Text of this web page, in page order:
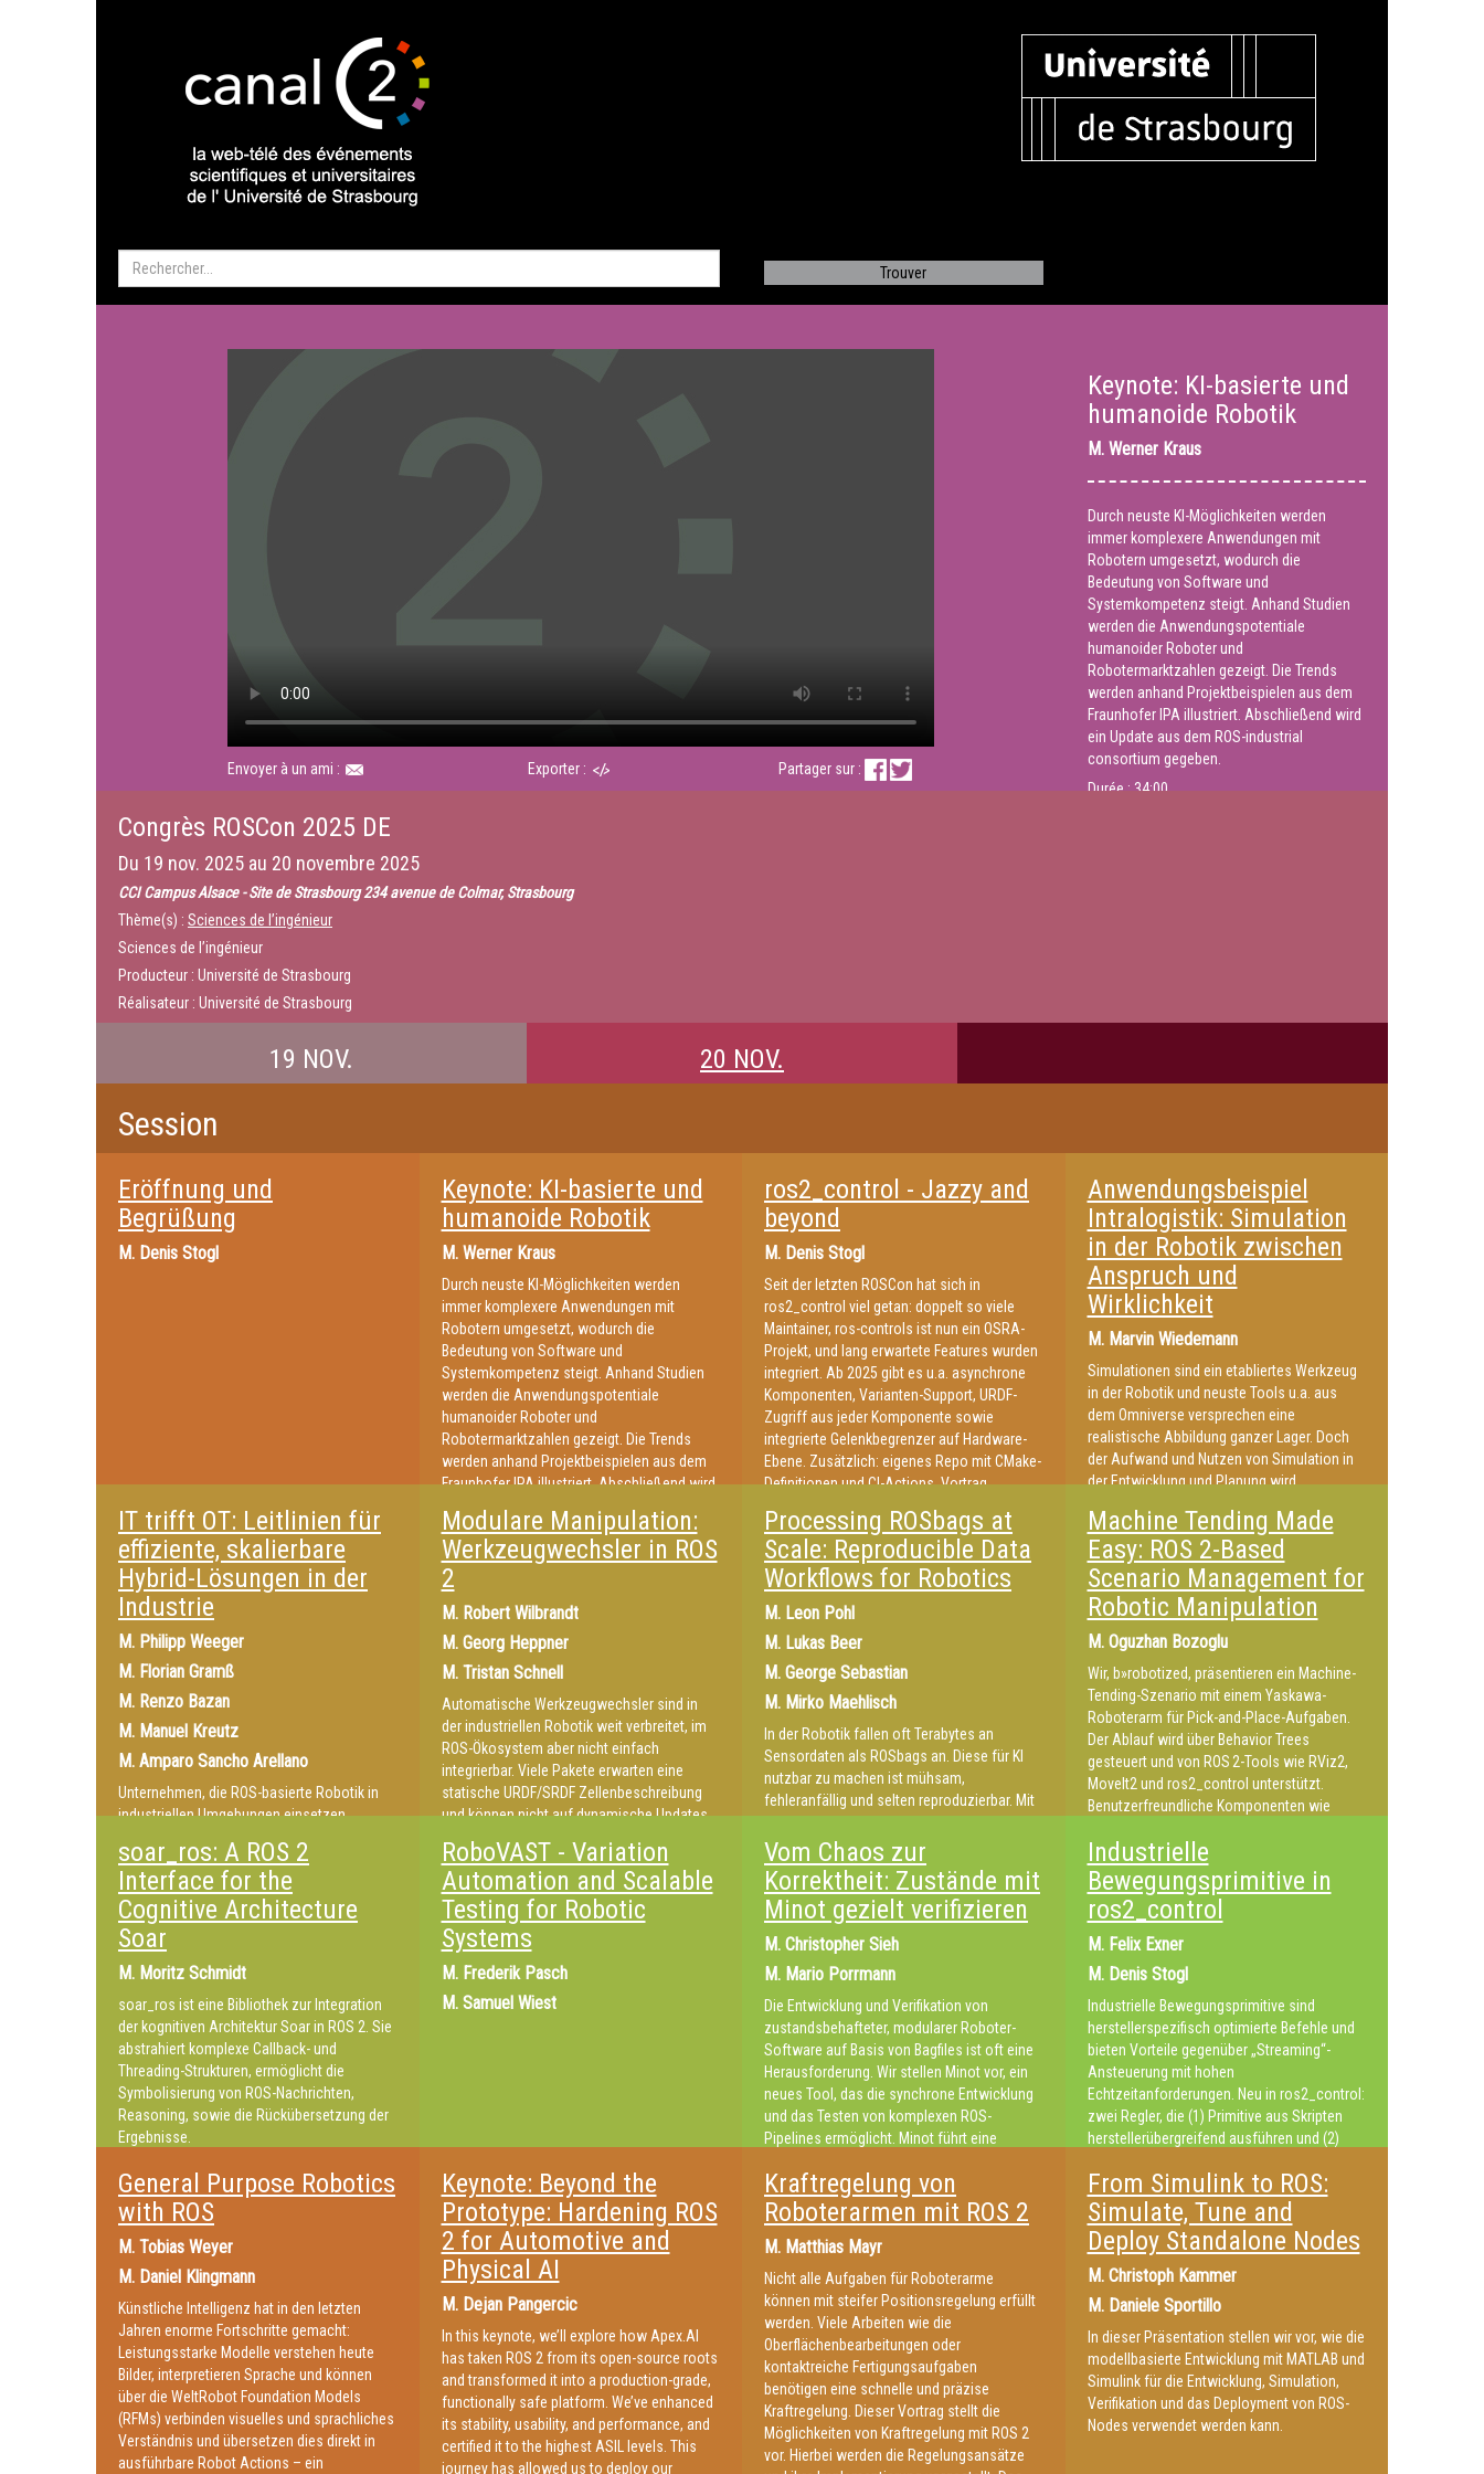
Envoyer à un ami : Exporter : Partager sur :
Keynote: KI-basierte und
humanoide Robotik
M. Werner Kraus
Durch neuste KI-Möglichkeiten werden
immer komplexere Anwendungen mit
Robotern umgesetzt, wodurch die
Bedeutung von Software und
Systemkompetenz steigt. Anhand Studien
werden die Anwendungspotentiale
humanoider Roboter und
Robotermarktzahlen gezeigt. Die Trends
werden anhand Projektbeispielen aus dem
Fraunhofer IPA illustriert. Abschließend wird
ein Update aus dem ROS-industrial
consortium gegeben.
Durée :34:00
Congrès ROSCon 2025 DE
Du 19 nov. 2025 au 20 novembre 2025
CCI Campus Alsace - Site de Strasbourg 234 avenue de Colmar, Strasbourg
Thème(s) : Sciences de l’ingénieur
Sciences de l’ingénieur
Producteur : Université de Strasbourg
Réalisateur : Université de Strasbourg
19 NOV. 20 NOV.
Session
Eröffnung und
Begrüßung
M. Denis Stogl
Keynote: KI-basierte und
humanoide Robotik
M. Werner Kraus
Durch neuste KI-Möglichkeiten werden
immer komplexere Anwendungen mit
Robotern umgesetzt, wodurch die
Bedeutung von Software und
Systemkompetenz steigt. Anhand Studien
werden die Anwendungspotentiale
humanoider Roboter und
Robotermarktzahlen gezeigt. Die Trends
werden anhand Projektbeispielen aus dem
Fraunhofer IPA illustriert. Abschließend wird
consortium gegeben.
ros2_control - Jazzy and
beyond
M. Denis Stogl
Seit der letzten ROSCon hat sich in
ros2_control viel getan: doppelt so viele
Maintainer, ros-controls ist nun ein OSRA-
Projekt, und lang erwartete Features wurden
integriert. Ab 2025 gibt es u.a. asynchrone
Komponenten, Varianten-Support, URDF-
Zugriff aus jeder Komponente sowie
integrierte Gelenkbegrenzer auf Hardware-
Ebene. Zusätzlich: eigenes Repo mit CMake-
Definitionen und CI-Actions. Vortrag
Anwendungsbeispiel
Intralogistik: Simulation
in der Robotik zwischen
Anspruch und
Wirklichkeit
M. Marvin Wiedemann
Simulationen sind ein etabliertes Werkzeug
in der Robotik und neuste Tools u.a. aus
dem Omniverse versprechen eine
realistische Abbildung ganzer Lager. Doch
der Aufwand und Nutzen von Simulation in
der Entwicklung und Planung wird
einen Einblick in die Anwendung: von der
Modellierung einzelner Roboter, über die
Erstellung digitaler Zwillinge bis zur Planung
autonomer Flotten. Gezeigt werden
Potenziale, Herausforderungen und
konkrete Lösungsansätze.
IT trifft OT: Leitlinien für
effiziente, skalierbare
Hybrid-Lösungen in der
Industrie
M. Philipp Weeger
M. Florian Gramß
M. Renzo Bazan
M. Manuel Kreutz
M. Amparo Sancho Arellano
Unternehmen, die ROS-basierte Robotik in
industriellen Umgebungen einsetzen,
Systeme verknüpft werden. Praxisnahe
Tipps und Tricks für effiziente
Fehlerdiagnosen helfen in Prototyp-
Projekten und erweisen sich bei ersten
verkauften Anlagen als besonders wertvoll.
Im Fokus steht eine schnelle, verlässliche
Skalierung konzentrieren, statt sich später
an „Was habe ich vor zwei Jahren verkauft?“
zu erinnern.
Modulare Manipulation:
Werkzeugwechsler in ROS
2
M. Robert Wilbrandt
M. Georg Heppner
M. Tristan Schnell
Automatische Werkzeugwechsler sind in
der industriellen Robotik weit verbreitet, im
ROS-Ökosystem aber nicht einfach
integrierbar. Viele Pakete erwarten eine
statische URDF/SRDF Zellenbeschreibung
und können nicht auf dynamische Updates
tool_changer und manipulation_pipeline
Paketen ein normaler Manipulations Stack
auf Basis von ros2_control und MoveIt
implementiert werden kann.
Processing ROSbags at
Scale: Reproducible Data
Workflows for Robotics
M. Leon Pohl
M. Lukas Beer
M. George Sebastian
M. Mirko Maehlisch
In der Robotik fallen oft Terabytes an
Sensordaten als ROSbags an. Diese für KI
nutzbar zu machen ist mühsam,
fehleranfällig und selten reproduzierbar. Mit
entwickelt, das durch Nutzung von Bazel
ROSbags effizient und inkrementell
verarbeitet. Änderungen an der Extraktion
einzelner Sensorarten oder Hinzufügen von
ROSbags führen nur zu gezielter
Neuprozessierung. So entsteht ein
skalierbarer, CI/CD-tauglicher Datenworkflow
für KI-basierte Robotik.
Machine Tending Made
Easy: ROS 2-Based
Scenario Management for
Robotic Manipulation
M. Oguzhan Bozoglu
Wir, b»robotized, präsentieren ein Machine-
Tending-Szenario mit einem Yaskawa-
Roboterarm für Pick-and-Place-Aufgaben.
Der Ablauf wird über Behavior Trees
gesteuert und von ROS 2-Tools wie RViz2,
MoveIt2 und ros2_control unterstützt.
Benutzerfreundliche Komponenten wie
Manager und b»robots agnostic Client
ermöglichen einfache Anpassung,
Workflow-Modifikation und Anwendung auf
verschiedene Szenarien.
soar_ros: A ROS 2
Interface for the
Cognitive Architecture
Soar
M. Moritz Schmidt
soar_ros ist eine Bibliothek zur Integration
der kognitiven Architektur Soar in ROS 2. Sie
abstrahiert komplexe Callback- und
Threading-Strukturen, ermöglicht die
Symbolisierung von ROS-Nachrichten,
Reasoning, sowie die Rückübersetzung der
Ergebnisse.
RoboVAST - Variation
Automation and Scalable
Testing for Robotic
Systems
M. Frederik Pasch
M. Samuel Wiest
Vom Chaos zur
Korrektheit: Zustände mit
Minot gezielt verifizieren
M. Christopher Sieh
M. Mario Porrmann
Die Entwicklung und Verifikation von
zustandsbehafteter, modularer Roboter-
Software auf Basis von Bagfiles ist oft eine
Herausforderung. Wir stellen Minot vor, ein
neues Tool, das die synchrone Entwicklung
und das Testen von komplexen ROS-
Pipelines ermöglicht. Minot führt eine
Netzwerksynchronisation ein, um die
Fehlersuche zu vereinfachen und
Determinismus zu gewährleisten. Die
Fähigkeiten werden anhand einer Fallstudie
zur Lidar-Inertial-Odometrie demonstriert.
Industrielle
Bewegungsprimitive in
ros2_control
M. Felix Exner
M. Denis Stogl
Industrielle Bewegungsprimitive sind
herstellerspezifisch optimierte Befehle und
bieten Vorteile gegenüber „Streaming“-
Ansteuerung mit hohen
Echtzeitanforderungen. Neu in ros2_control:
zwei Regler, die (1) Primitive aus Skripten
herstellerübergreifend ausführen und (2)
zerlegen und direkt am Roboter ausführen.
Wie Zeigen den Use-Case bei UR und KUKA
Roboter und die Integration in die UR-
Robotertreiber.
General Purpose Robotics
with ROS
M. Tobias Weyer
M. Daniel Klingmann
Künstliche Intelligenz hat in den letzten
Jahren enorme Fortschritte gemacht:
Leistungsstarke Modelle verstehen heute
Bilder, interpretieren Sprache und können
über die WeltRobot Foundation Models
(RFMs) verbinden visuelles und sprachliches
Verständnis und übersetzen dies direkt in
ausführbare Robot Actions – ein
Keynote: Beyond the
Prototype: Hardening ROS
2 for Automotive and
Physical AI
M. Dejan Pangercic
In this keynote, we’ll explore how Apex.AI
has taken ROS 2 from its open-source roots
and transformed it into a production-grade,
functionally safe platform. We’ve enhanced
its stability, usability, and performance, and
certified it to the highest ASIL levels. This
journey has allowed us to deploy our
Kraftregelung von
Roboterarmen mit ROS 2
M. Matthias Mayr
Nicht alle Aufgaben für Roboterarme
können mit steifer Positionsregelung erfüllt
werden. Viele Arbeiten wie die
Oberflächenbearbeitungen oder
kontaktreiche Fertigungsaufgaben
benötigen eine schnelle und präzise
Kraftregelung. Dieser Vortrag stellt die
Möglichkeiten von Kraftregelung mit ROS 2
vor. Hierbei werden die Regelungsansätze
From Simulink to ROS:
Simulate, Tune and
Deploy Standalone Nodes
M. Christoph Kammer
M. Daniele Sportillo
In dieser Präsentation stellen wir vor, wie die
modellbasierte Entwicklung mit MATLAB und
Simulink für die Entwicklung, Simulation,
Verifikation und das Deployment von ROS-
Nodes verwendet werden kann.